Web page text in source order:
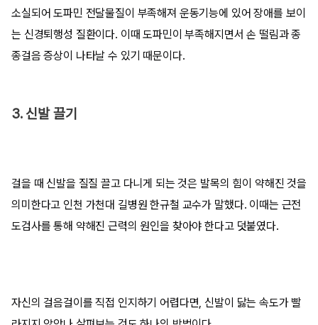
소실되어 도파민 전달물질이 부족해져 운동기능에 있어 장애를 보이
는 신경퇴행성 질환이다. 이때 도파민이 부족해지면서 손 떨림과 종
종걸음 증상이 나타날 수 있기 때문이다.
3. 신발 끌기
걸을 때 신발을 질질 끌고 다니게 되는 것은 발목의 힘이 약해진 것을
의미한다고 인천 가천대 길병원 한규철 교수가 말했다. 이때는 근전
도검사를 통해 약해진 근력의 원인을 찾아야 한다고 덧붙였다.
자신의 걸음걸이를 직접 인지하기 어렵다면, 신발이 닳는 속도가 빨